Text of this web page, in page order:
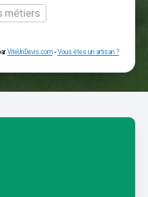
des métiers